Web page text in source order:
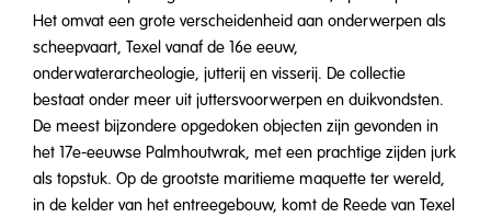
Het omvat een grote verscheidenheid aan onderwerpen als
scheepvaart, Texel vanaf de 16e eeuw,
onderwaterarcheologie, jutterij en visserij. De collectie
bestaat onder meer uit juttersvoorwerpen en duikvondsten.
De meest bijzondere opgedoken objecten zijn gevonden in
het 17e-eeuwse Palmhoutwrak, met een prachtige zijden jurk
als topstuk. Op de grootste maritieme maquette ter wereld,
in de kelder van het entreegebouw, komt de Reede van Texel